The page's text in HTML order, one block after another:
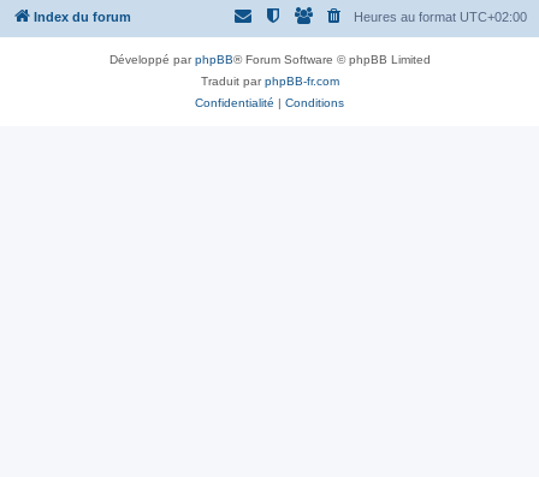
Index du forum Heures au format UTC+02:00
Développé parphpBB® Forum Software © phpBB Limited
Traduit parphpBB-fr.com
Confidentialité | Conditions